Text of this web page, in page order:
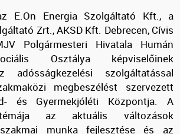
E.On Energia Szolgáltató Kft., a
Zrt., AKSD Kft. Debrecen, Cívis
Polgármesteri Hivatala Humán
Osztálya képviselőinek
adósságkezelési szolgáltatással
megbeszélést szervezett
és Gyermekjóléti Központja. A
az aktuális változások
munka fejlesztése és az